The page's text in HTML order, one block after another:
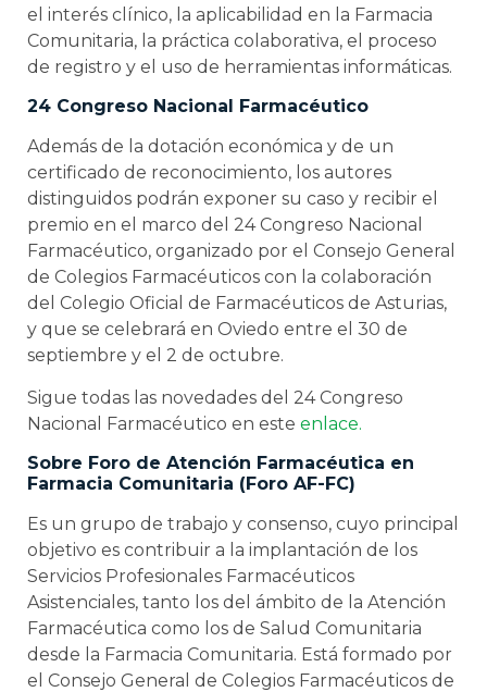
el interés clínico, la aplicabilidad en la Farmacia
Comunitaria, la práctica colaborativa, el proceso
de registro y el uso de herramientas informáticas.
24 Congreso Nacional Farmacéutico
Además de la dotación económica y de un
certificado de reconocimiento, los autores
distinguidos podrán exponer su caso y recibir el
premio en el marco del 24 Congreso Nacional
Farmacéutico, organizado por el Consejo General
de Colegios Farmacéuticos con la colaboración
del Colegio Oficial de Farmacéuticos de Asturias,
y que se celebrará en Oviedo entre el 30 de
septiembre y el 2 de octubre.
Sigue todas las novedades del 24 Congreso
Nacional Farmacéutico en este enlace.
Sobre Foro de Atención Farmacéutica en
Farmacia Comunitaria (Foro AF-FC)
Es un grupo de trabajo y consenso, cuyo principal
objetivo es contribuir a la implantación de los
Servicios Profesionales Farmacéuticos
Asistenciales, tanto los del ámbito de la Atención
Farmacéutica como los de Salud Comunitaria
desde la Farmacia Comunitaria. Está formado por
el Consejo General de Colegios Farmacéuticos de